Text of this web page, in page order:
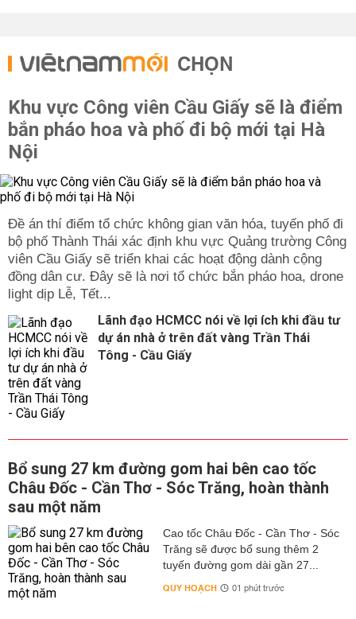
CHỌN
Khu vực Công viên Cầu Giấy sẽ là điểm
bắn pháo hoa và phố đi bộ mới tại Hà
Nội
Đề án thí điểm tổ chức không gian văn hóa, tuyến phố đi
bộ phố Thành Thái xác định khu vực Quảng trường Công
viên Cầu Giấy sẽ triển khai các hoạt động dành cộng
đồng dân cư. Đây sẽ là nơi tổ chức bắn pháo hoa, drone
light dịp Lễ, Tết...
Lãnh đạo HCMCC nói về lợi ích khi đầu tư
dự án nhà ở trên đất vàng Trần Thái
Tông - Cầu Giấy
Bổ sung 27 km đường gom hai bên cao tốc
Châu Đốc - Cần Thơ - Sóc Trăng, hoàn thành
sau một năm
Cao tốc Châu Đốc - Cần Thơ - Sóc
Trăng sẽ được bổ sung thêm 2
tuyến đường gom dài gần 27...
QUY HOẠCH 01 phút trước